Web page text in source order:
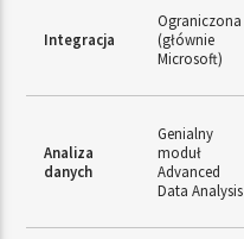
Integracja
Ograniczona
(głównie
Microsoft)
Analiza
danych
Genialny
moduł
Advanced
Data Analysis